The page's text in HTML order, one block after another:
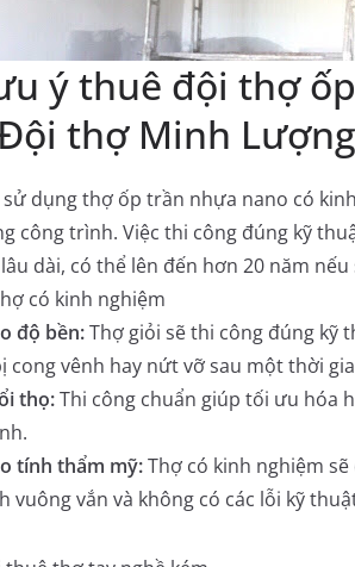
ý thuê đội thợ
thợ Minh
sử dụng thợ ốp trần nhựa nano có
công trình. Việc thi công đúng kỹ
dài, có thể lên đến hơn 20 năm
có kinh nghiệm
độ bền:Thợ giỏi sẽ thi công đúng kỹ
cong vênh hay nứt vỡ sau một thời
thọ:Thi công chuẩn giúp tối ưu hóa
tính thẩm mỹ:Thợ có kinh nghiệm
vuông vắn và không có các lỗi kỹ